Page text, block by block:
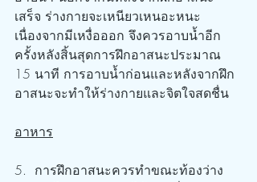
เสร็จ ร่างกายจะเหนียวเหนอะหนะ
เนื่องจากมีเหงื่อออก จึงควรอาบน้ำอีก
ครั้งหลังสิ้นสุดการฝึกอาสนะประมาณ
15 นาที การอาบน้ำก่อนและหลังจากฝึก
อาสนะจะทำให้ร่างกายและจิตใจสดชื่น
อาหาร
5.  การฝึกอาสนะควรทำขณะท้องว่าง